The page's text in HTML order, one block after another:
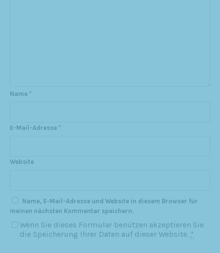
Name *
E-Mail-Adresse *
Website
Name, E-Mail-Adresse und Website in diesem Browser für
meinen nächsten Kommentar speichern.
Wenn Sie dieses Formular benützen akzeptieren Sie
die Speicherung Ihrer Daten auf dieser Website. *